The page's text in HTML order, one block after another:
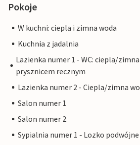
Pokoje
W kuchni: ciepla i zimna woda
Kuchnia z jadalnia
Lazienka numer 1 - WC: ciepla/
prysznicem recznym
Lazienka numer 2 - Ciepla/zimna
Salon numer 1
Salon numer 2
Sypialnia numer 1 - Lozko